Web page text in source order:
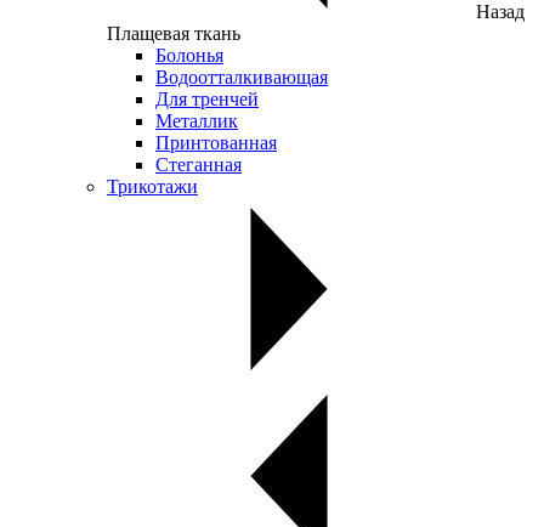
Назад
Плащевая ткань
Болонья
Водоотталкивающая
Для тренчей
Металлик
Принтованная
Стеганная
Трикотажи